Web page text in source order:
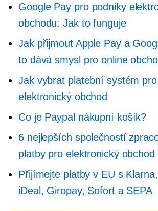
Google Pay pro podniky
obchodu: Jak to funguje
Jak přijmout Apple Pay a
to dává smysl pro online
Jak vybrat platební systém
elektronický obchod
Co je Paypal nákupní košík?
6 nejlepších společností
platby pro elektronický obchod
Přijímejte platby v EU s
iDeal, Giropay, Sofort a SEPA